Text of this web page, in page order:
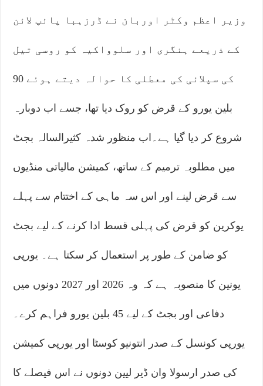
وزیر اعظم وکٹر اوربان نے ڈرزہبا پائپ لائن
کے ذریعے ہنگری اور سلوواکیہ کو روسی تیل
کی سپلائی کی معطلی کا حوالہ دیتے ہوئے 90
بلین یورو کے قرض کو روک دیا تھا، جسے اب دوبارہ
شروع کر دیا گیا ہے۔اب منظور شدہ کثیرالسالہ بجٹ
میں مطلوبہ ترمیم کے ساتھ، کمیشن مالیاتی منڈیوں
سے قرض لینے اور اس سہ ماہی کے اختتام سے پہلے
یوکرین کو قرض کی پہلی قسط ادا کرنے کے لیے بجٹ
کو ضامن کے طور پر استعمال کر سکتا ہے۔ یورپی
یونین کا منصوبہ ہے کہ وہ 2026 اور 2027 دونوں میں
دفاعی اور بجٹ کے لیے 45 بلین یورو فراہم کرے۔
یورپی کونسل کے صدر انتونیو کوسٹا اور یورپی کمیشن
کی صدر ارسولا وان ڈیر لیین دونوں نے اس فیصلے کا